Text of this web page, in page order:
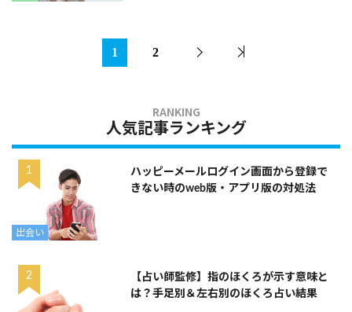
1 2
人気記事ランキング
出会い
ハッピーメールログイン画面から登録で
きない時のweb版・アプリ版の対処法
【占い師監修】指のほくろが示す意味と
は？手足別＆左右別のほくろ占い結果